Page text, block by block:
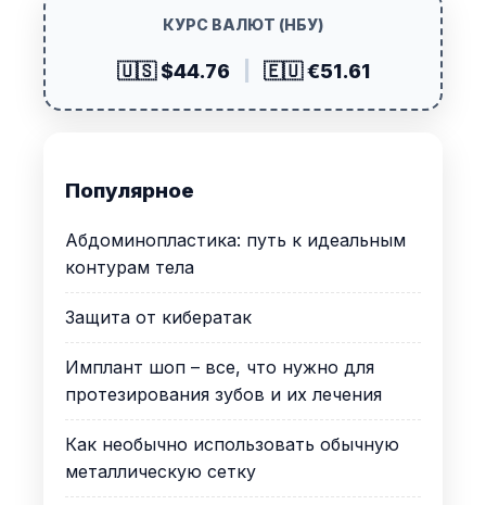
КУРС ВАЛЮТ (НБУ)
🇺🇸 $44.76 🇪🇺 €51.61
Популярное
Абдоминопластика: путь к идеальным
контурам тела
Защита от кибератак
Имплант шоп – все, что нужно для
протезирования зубов и их лечения
Как необычно использовать обычную
металлическую сетку